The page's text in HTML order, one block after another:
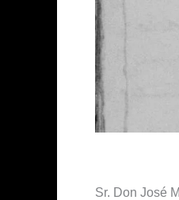
Sr. Don José